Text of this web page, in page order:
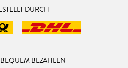
DURCH
BEZAHLEN